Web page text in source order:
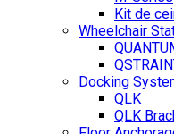
Kit de
Wheelchair
Docking
QLK
QLK